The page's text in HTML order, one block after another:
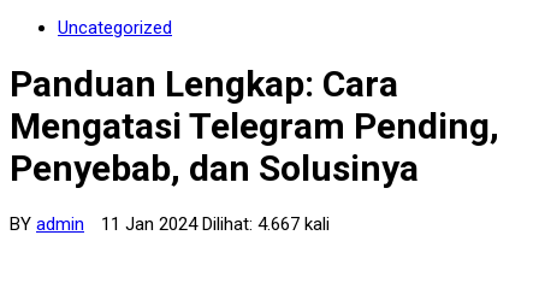
Uncategorized
Panduan Lengkap: Cara
Mengatasi Telegram Pending,
Penyebab, dan Solusinya
BY admin 11 Jan 2024 Dilihat: 4.667 kali